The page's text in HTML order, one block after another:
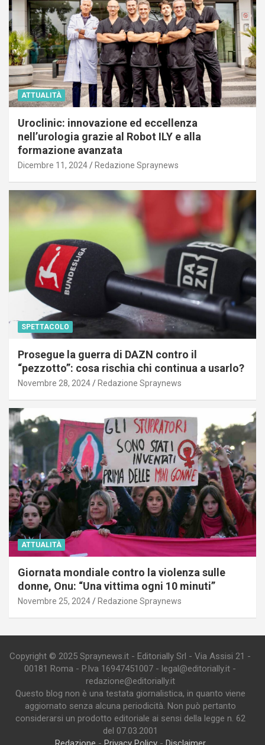
ATTUALITÀ
Uroclinic: innovazione ed eccellenza
nell’urologia grazie al Robot ILY e alla
formazione avanzata
Dicembre 11, 2024 Redazione Spraynews
SPETTACOLO
Prosegue la guerra di DAZN contro il
“pezzotto”: cosa rischia chi continua a usarlo?
Novembre 28, 2024 Redazione Spraynews
ATTUALITÀ
Giornata mondiale contro la violenza sulle
donne, Onu: “Una vittima ogni 10 minuti”
Novembre 25, 2024 Redazione Spraynews
Copyright © 2025 Spraynews.it - Editorially Srl - Via Assisi 21 -
00181 Roma - P.Iva 16947451007 - legal@editorially.it -
redazione@editorially.it
Questo blog non è una testata giornalistica, in quanto viene
aggiornato senza alcuna periodicità. Non può pertanto
considerarsi un prodotto editoriale ai sensi della legge n. 62
del 07.03.2001